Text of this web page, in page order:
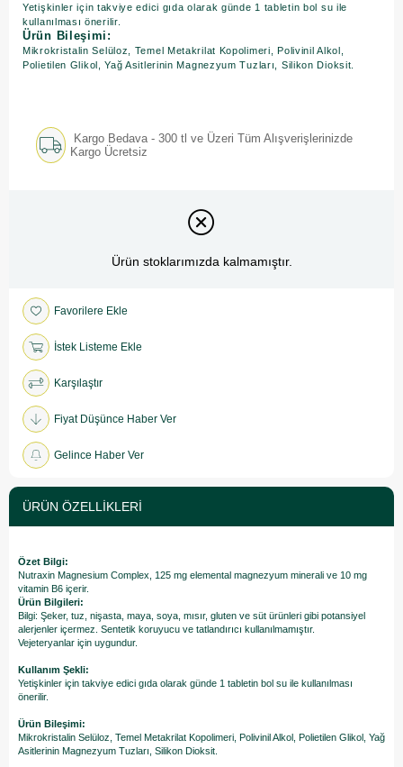
Yetişkinler için takviye edici gıda olarak günde 1 tabletin bol su ile
kullanılması önerilir.
Ürün Bileşimi:
Mikrokristalin Selüloz, Temel Metakrilat Kopolimeri, Polivinil Alkol,
Polietilen Glikol, Yağ Asitlerinin Magnezyum Tuzları, Silikon Dioksit.
Kargo Bedava - 300 tl ve Üzeri Tüm Alışverişlerinizde
Kargo Ücretsiz
Ürün stoklarımızda kalmamıştır.
Favorilere Ekle
İstek Listeme Ekle
Karşılaştır
Fiyat Düşünce Haber Ver
Gelince Haber Ver
ÜRÜN ÖZELLIKLERI
Özet Bilgi:
Nutraxin Magnesium Complex, 125 mg elemental magnezyum minerali ve 10 mg
vitamin B6 içerir.
Ürün Bilgileri:
Bilgi: Şeker, tuz, nişasta, maya, soya, mısır, gluten ve süt ürünleri gibi potansiyel
alerjenler içermez. Sentetik koruyucu ve tatlandırıcı kullanılmamıştır.
Vejeteryanlar için uygundur.
Kullanım Şekli:
Yetişkinler için takviye edici gıda olarak günde 1 tabletin bol su ile kullanılması
önerilir.
Ürün Bileşimi:
Mikrokristalin Selüloz, Temel Metakrilat Kopolimeri, Polivinil Alkol, Polietilen Glikol, Yağ
Asitlerinin Magnezyum Tuzları, Silikon Dioksit.